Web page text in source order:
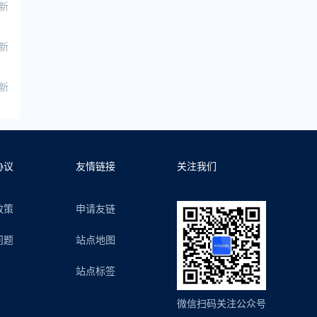
议
策
题
友情链接
申请友链
站点地图
站点标签
关注我们
微信扫码关注公众号